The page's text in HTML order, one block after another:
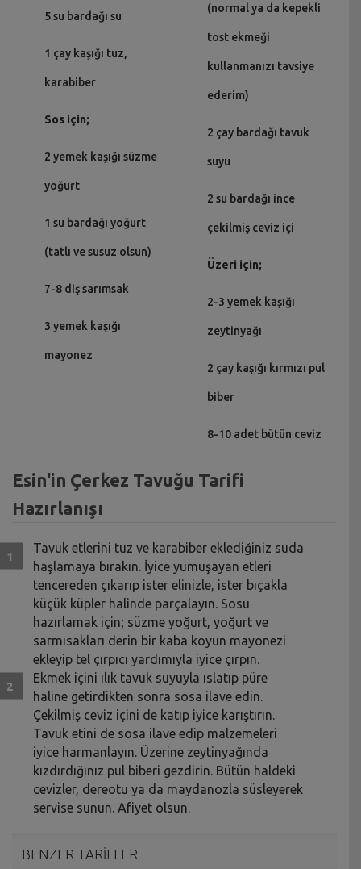
5 su bardağı su
1 çay kaşığı tuz,
karabiber
Sos için;
2 yemek kaşığı süzme
yoğurt
1 su bardağı yoğurt
(tatlı ve susuz olsun)
7-8 diş sarımsak
3 yemek kaşığı
mayonez
(normal ya da kepekli
tost ekmeği
kullanmanızı tavsiye
ederim)
2 çay bardağı tavuk
suyu
2 su bardağı ince
çekilmiş ceviz içi
Üzeri için;
2-3 yemek kaşığı
zeytinyağı
2 çay kaşığı kırmızı pul
biber
8-10 adet bütün ceviz
Esin'in Çerkez Tavuğu Tarifi
Hazırlanışı
Tavuk etlerini tuz ve karabiber eklediğiniz suda
haşlamaya bırakın. İyice yumuşayan etleri
tencereden çıkarıp ister elinizle, ister bıçakla
küçük küpler halinde parçalayın. Sosu
hazırlamak için; süzme yoğurt, yoğurt ve
sarmısakları derin bir kaba koyun mayonezi
ekleyip tel çırpıcı yardımıyla iyice çırpın.
Ekmek içini ılık tavuk suyuyla ıslatıp püre
haline getirdikten sonra sosa ilave edin.
Çekilmiş ceviz içini de katıp iyice karıştırın.
Tavuk etini de sosa ilave edip malzemeleri
iyice harmanlayın. Üzerine zeytinyağında
kızdırdığınız pul biberi gezdirin. Bütün haldeki
cevizler, dereotu ya da maydanozla süsleyerek
servise sunun. Afiyet olsun.
BENZER TARİFLER